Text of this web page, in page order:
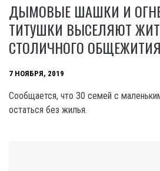
ДЫМОВЫЕ ШАШКИ И
ТИТУШКИ ВЫСЕЛЯЮТ
СТОЛИЧНОГО ОБЩЕЖИТИЯ
7 НОЯБРЯ, 2019
Сообщается, что 30 семей с
остаться без жилья.